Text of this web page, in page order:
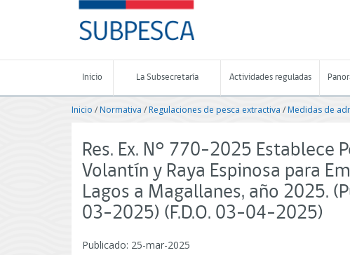
-
Subsecretaría
de
Pesca
Acuicultura
-
de
Chile
Inicio La Subsecretaría Actividades reguladas
Inicio /Normativa / Regulaciones de pesca extractiva /Medidas de
Res. Ex. N° 770-2025 Establece
Volantín y Raya Espinosa para
Lagos a Magallanes, año 2025.
03-2025) (F.D.O. 03-04-2025)
Publicado: 25-mar-2025